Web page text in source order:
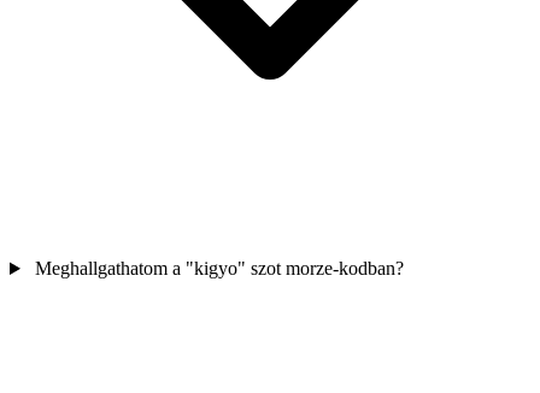
Meghallgathatom a "kigyo" szot morze-kodban?